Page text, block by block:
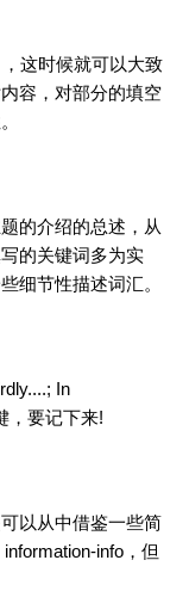
这时候就可以大致
容，对部分的填空
的介绍的总述，从
的关键词多为实
细节性描述词汇。
In
，要记下来!
以从中借鉴一些简
info，但